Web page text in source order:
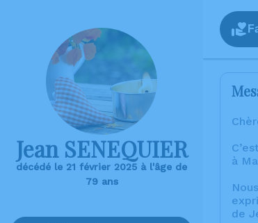
Jean SENEQUIER
décédé le 21 février 2025 à l'âge de
79 ans
à
de